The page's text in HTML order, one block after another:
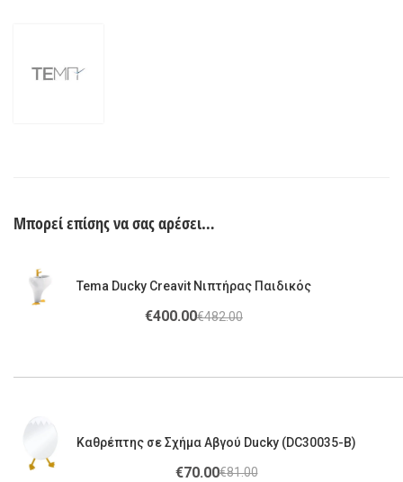
Μπορεί επίσης να σας αρέσει…
Tema Ducky Creavit Νιπτήρας Παιδικός
€482.00
€400.00
Καθρέπτης σε Σχήμα Αβγού Ducky (DC30035-B)
€81.00
€70.00